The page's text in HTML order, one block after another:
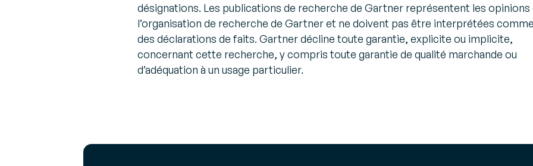
désignations. Les publications de recherche de Gartner représentent les opinions
l’organisation de recherche de Gartner et ne doivent pas être interprétées
des déclarations de faits. Gartner décline toute garantie, explicite ou implicite,
concernant cette recherche, y compris toute garantie de qualité marchande ou
d’adéquation à un usage particulier.